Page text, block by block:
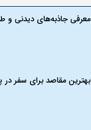
معرفی جاذبه‌های دیدنی و
بهترین مقاصد برای سفر در